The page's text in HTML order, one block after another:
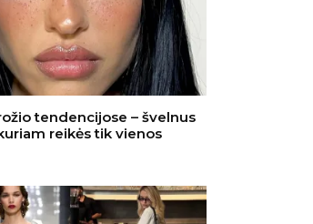
tendencijose – švelnus
reikės tik vienos